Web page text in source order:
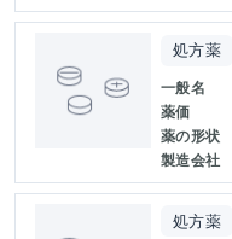
処方薬
一般名
薬価
薬の形状
製造会社
処方薬